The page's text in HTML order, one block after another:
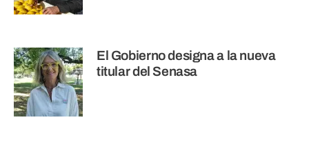
El Gobierno designa a la nueva
titular del Senasa